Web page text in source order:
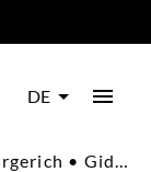
DE
MEMORY OF A CONCERT Martha Argerich • Gidon Kremer (Visual Album)